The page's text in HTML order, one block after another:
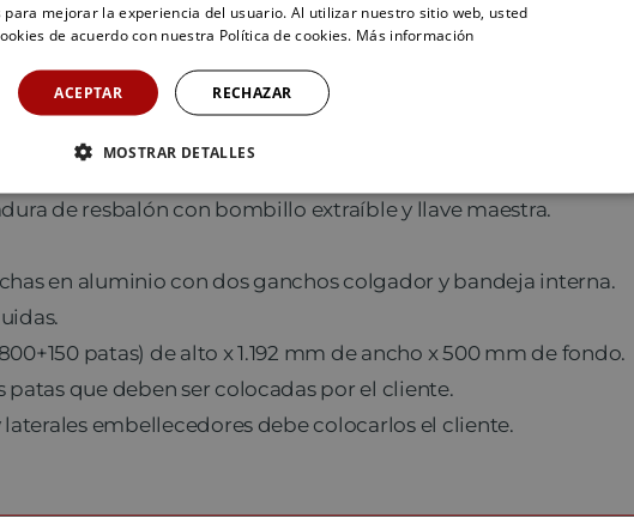
de resinas fenólicas.
según opciones.
de resbalón con bombillo extraíble y llave maestra.
en aluminio con dos ganchos colgador y bandeja interna.
patas) de alto x 1.192 mm de ancho x 500 mm de fondo.
patas que deben ser colocadas por el cliente.
embellecedores debe colocarlos el cliente.
para mejorar la experiencia del usuario. Al utilizar nuestro sitio web, usted
de acuerdo con nuestra Política de cookies. Más información
ACEPTAR RECHAZAR
MOSTRAR DETALLES